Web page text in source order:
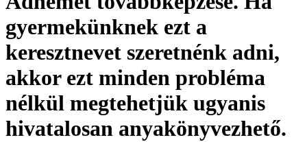
gyermekünknek ezt a
keresztnevet szeretnénk adni,
akkor ezt minden probléma
nélkül megtehetjük ugyanis
hivatalosan anyakönyvezhető.